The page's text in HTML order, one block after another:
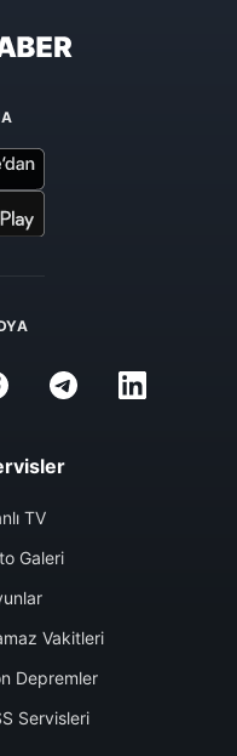
TV
Galeri
Vakitleri
Depremler
Servisleri